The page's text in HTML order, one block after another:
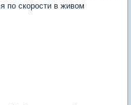
по скорости в живом